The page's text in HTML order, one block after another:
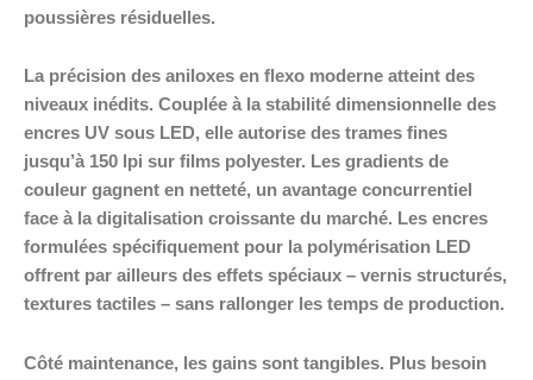
poussières résiduelles.
La précision des aniloxes en flexo moderne atteint des
niveaux inédits. Couplée à la stabilité dimensionnelle des
encres UV sous LED, elle autorise des trames fines
jusqu’à 150 lpi sur films polyester. Les gradients de
couleur gagnent en netteté, un avantage concurrentiel
face à la digitalisation croissante du marché. Les encres
formulées spécifiquement pour la polymérisation LED
offrent par ailleurs des effets spéciaux – vernis structurés,
textures tactiles – sans rallonger les temps de production.
Côté maintenance, les gains sont tangibles. Plus besoin